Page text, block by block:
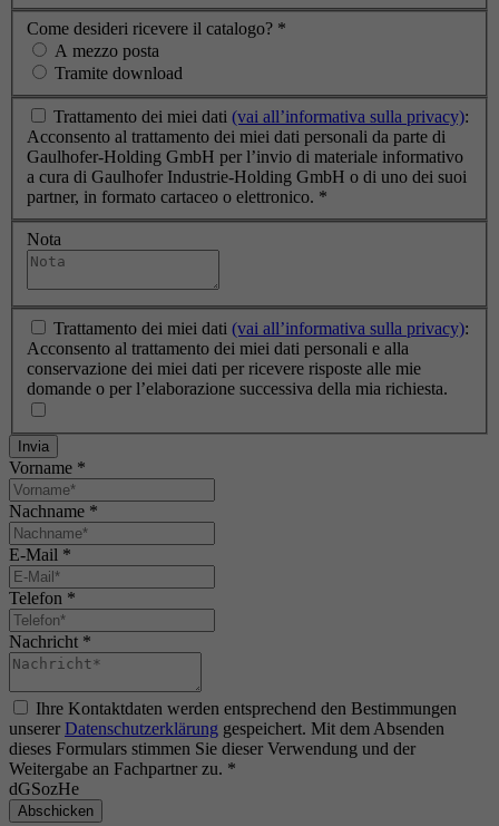
Come desideri ricevere il catalogo? *
A mezzo posta
Tramite download
Trattamento dei miei dati (vai all’informativa sulla privacy):
Acconsento al trattamento dei miei dati personali da parte di
Gaulhofer-Holding GmbH per l’invio di materiale informativo
a cura di Gaulhofer Industrie-Holding GmbH o di uno dei suoi
partner, in formato cartaceo o elettronico. *
Nota
Trattamento dei miei dati (vai all’informativa sulla privacy):
Acconsento al trattamento dei miei dati personali e alla
conservazione dei miei dati per ricevere risposte alle mie
domande o per l’elaborazione successiva della mia richiesta.
Invia
Vorname *
Nachname *
E-Mail *
Telefon *
Nachricht *
Ihre Kontaktdaten werden entsprechend den Bestimmungen
unserer Datenschutzerklärung gespeichert. Mit dem Absenden
dieses Formulars stimmen Sie dieser Verwendung und der
Weitergabe an Fachpartner zu. *
dGSozHe
Abschicken